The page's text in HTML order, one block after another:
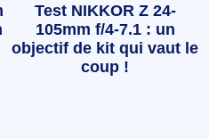
Test NIKKOR Z 24-
105mm f/4-7.1 : un
objectif de kit qui vaut le
coup !